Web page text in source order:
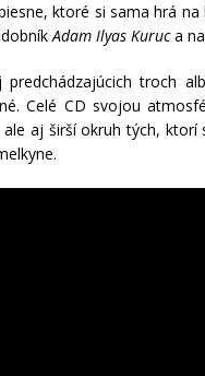
ktoré si sama hrá
Adam Ilyas Kuruca
troch
Celé CD svojou
aj širší okruh tých,